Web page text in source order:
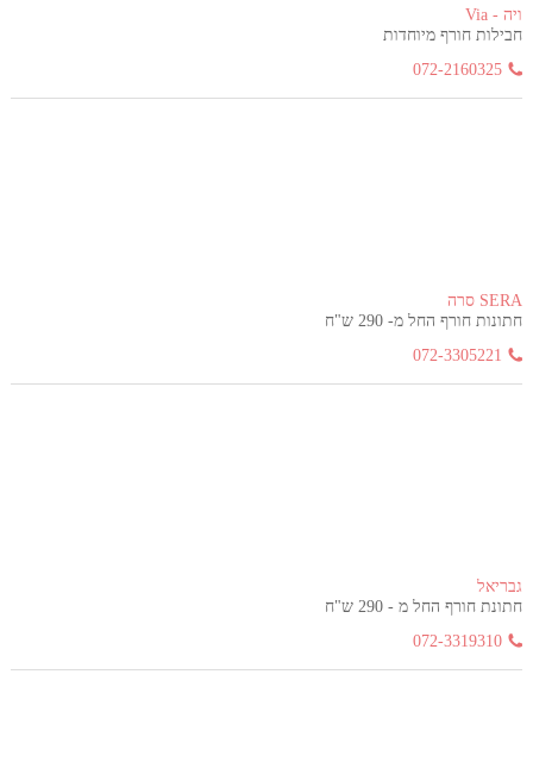
ויה - Via
חבילות חורף מיוחדות
072-2160325
SERA סרה
חתונות חורף החל מ- 290 ש"ח
072-3305221
גבריאל
חתונת חורף החל מ - 290 ש"ח
072-3319310